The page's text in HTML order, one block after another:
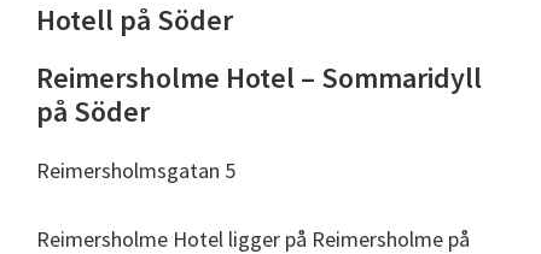
Hotell på Söder
Reimersholme Hotel – Sommaridyll
på Söder
Reimersholmsgatan 5
Reimersholme Hotel ligger på Reimersholme på